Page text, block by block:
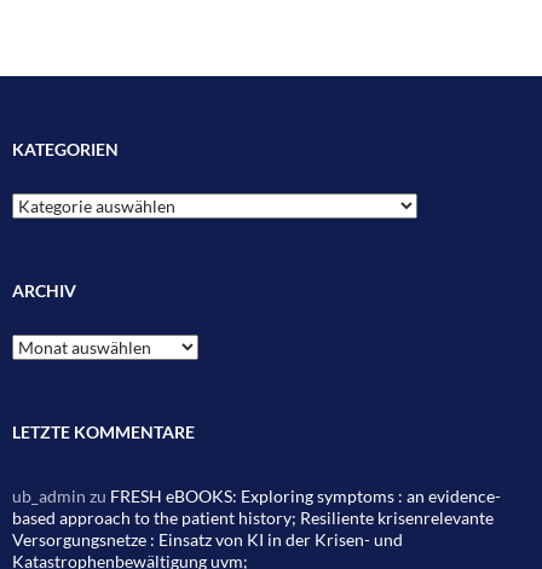
KATEGORIEN
Kategorien
ARCHIV
Archiv
LETZTE KOMMENTARE
ub_admin zu FRESH eBOOKS: Exploring symptoms : an evidence-
based approach to the patient history; Resiliente krisenrelevante
Versorgungsnetze : Einsatz von KI in der Krisen- und
Katastrophenbewältigung uvm;